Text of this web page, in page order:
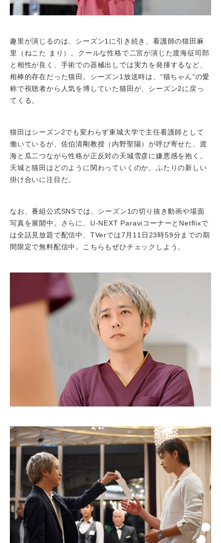
趣里が演じるのは、シーズン1に引き続き、看護師の猫田麻
里（ねこた まり）。クールな性格で二宮が演じた渡海征司郎
と相性が良く、手術での器械出しでは実力を発揮するなど、
相棒的存在だった猫田。シーズン1放送時は、“猫ちゃん”の愛
称で視聴者から人気を博していた猫田が、シーズン2に戻っ
てくる。
猫田はシーズン2でも変わらず東城大学で主任看護師として
働いているが、佐伯清剛教授（内野聖陽）が呼び寄せた、渡
海と瓜二つながら性格が正反対の天城雪彦に嫌悪感を抱く。
天城と猫田はどのように関わっていくのか。ふたりの新しい
掛け合いに注目だ。
なお、番組公式SNSでは、シーズン1の切り抜き動画や場面
写真を展開中。さらに、U-NEXT ParaviコーナーとNetflixで
は全話見放題で配信中、TVerでは7月11日23時59分までの期
間限定で無料配信中。こちらもぜひチェックしよう。